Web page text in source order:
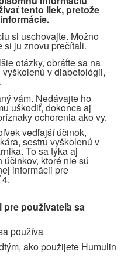
tento liek, pretože
si uschovajte. Možno
si ju znovu prečítali.
otázky, obráťte sa na
v diabetológii,
vám. Nedávajte ho
uškodiť, dokonca aj
ochorenia ako vy.
vedľajší účinok,
sestru vyškolenú v
To sa týka aj
ktoré nie sú
informácii pre
používateľa sa
používa
ako použijete Humulin